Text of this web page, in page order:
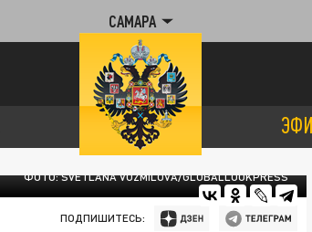
САМАРА
ФОТО: SVETLANA VOZMILOVA/GLOBALLOOKPRESS
ПОДПИШИТЕСЬ: